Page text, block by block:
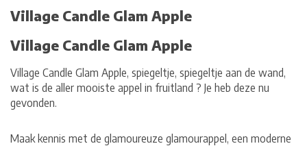
Village Candle Glam Apple
Village Candle Glam Apple
Village Candle Glam Apple, spiegeltje, spiegeltje aan de wand,
wat is de aller mooiste appel in fruitland ? Je heb deze nu
gevonden.
Maak kennis met de glamoureuze glamourappel, een moderne